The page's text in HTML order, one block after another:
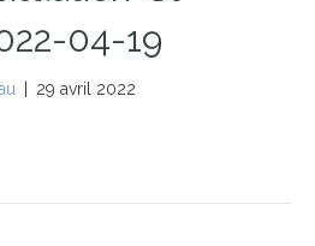
04-19
29 avril 2022